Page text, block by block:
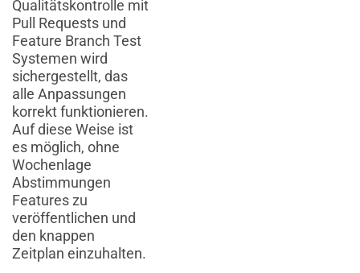
Qualitätskontrolle mit
Pull Requests und
Feature Branch Test
Systemen wird
sichergestellt, das
alle Anpassungen
korrekt funktionieren.
Auf diese Weise ist
es möglich, ohne
Wochenlage
Abstimmungen
Features zu
veröffentlichen und
den knappen
Zeitplan einzuhalten.